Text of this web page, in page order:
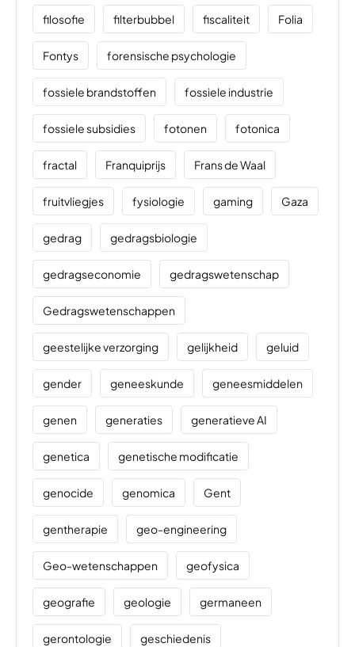
filosofie filterbubbel fiscaliteit Folia
Fontys forensische psychologie
fossiele brandstoffen fossiele industrie
fossiele subsidies fotonen fotonica
fractal Franquiprijs Frans de Waal
fruitvliegjes fysiologie gaming Gaza
gedrag gedragsbiologie
gedragseconomie gedragswetenschap
Gedragswetenschappen
geestelijke verzorging gelijkheid geluid
gender geneeskunde geneesmiddelen
genen generaties generatieve AI
genetica genetische modificatie
genocide genomica Gent
gentherapie geo-engineering
Geo-wetenschappen geofysica
geografie geologie germaneen
gerontologie geschiedenis